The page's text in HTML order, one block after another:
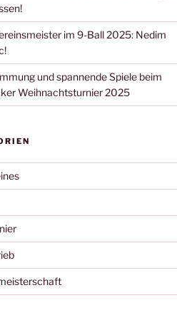
im 9-Ball 2025: Nedim
und spannende Spiele beim
Weihnachtsturnier 2025